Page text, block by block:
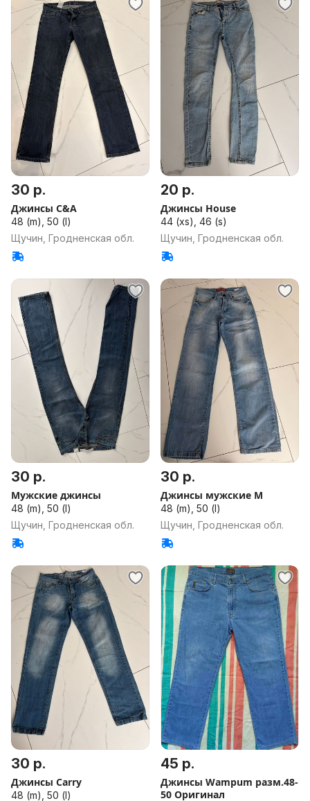
30 р.
Джинсы C&A
48 (m), 50 (l)
Щучин, Гродненская обл.
20 р.
Джинсы House
44 (xs), 46 (s)
Щучин, Гродненская обл.
30 р.
Мужские джинсы
48 (m), 50 (l)
Щучин, Гродненская обл.
30 р.
Джинсы мужские M
48 (m), 50 (l)
Щучин, Гродненская обл.
30 р.
Джинсы Carry
48 (m), 50 (l)
45 р.
Джинсы Wampum разм.48-
50 Оригинал